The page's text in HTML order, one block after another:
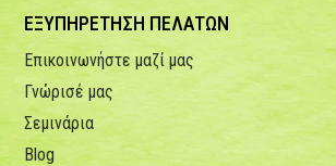
ΕΞΥΠΗΡΕΤΗΣΗ ΠΕΛΑΤΩΝ
Επικοινωνήστε μαζί μας
Γνώρισέ μας
Σεμινάρια
Blog